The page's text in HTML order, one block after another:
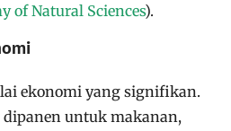
of Natural Sciences)​.
ekonomi yang signifikan.
dipanen untuk makanan,